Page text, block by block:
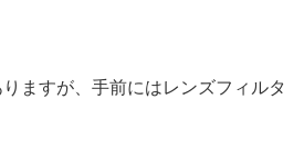
ますが、手前にはレンズフィルタ